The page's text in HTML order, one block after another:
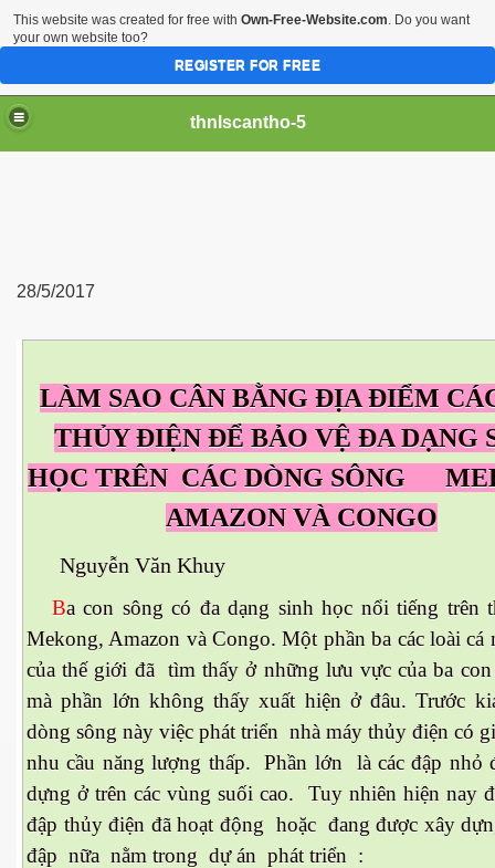
thnlscantho-5
28/5/2017
LÀM SAO CÂN BẰNG ĐỊA ĐIỂM
THỦY ĐIỆN ĐỂ BẢO VỆ ĐA DẠNG
HỌC TRÊN CÁC DÒNG SÔNG
AMAZON VÀ CONGO
Nguyễn Văn Khuy
Ba con sông có đa dạng sinh học nổi tiếng trên
Mekong, Amazon và Congo. Một phần ba các loài cá
của thế giới đã tìm thấy ở những lưu vực của ba con
mà phần lớn không thấy xuất hiện ở đâu. Trước
dòng sông này việc phát triển nhà máy thủy điện có
nhu cầu năng lượng thấp. Phần lớn là các đập nhỏ
dựng ở trên các vùng suối cao. Tuy nhiên hiện nay
đập thủy điện đã hoạt động hoặc đang được xây
đập nữa nằm trong dự án phát triển :
This website was created for free with Own-Free-Website.com. Do you want
your own website too?
REGISTER FOR FREE